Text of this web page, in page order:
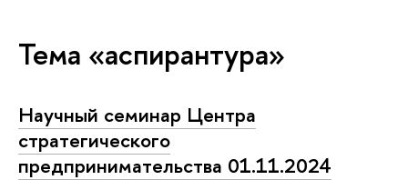
Тема «аспирантура»
Научный семинар Центра
стратегического
предпринимательства 01.11.2024